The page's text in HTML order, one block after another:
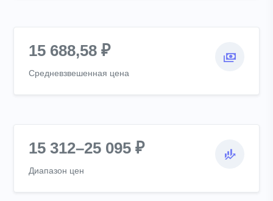
15 688,58 ₽
Средневзвешенная цена
15 312–25 095 ₽
Диапазон цен